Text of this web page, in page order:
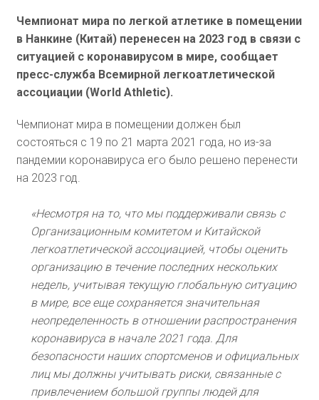
Чемпионат мира по легкой атлетике в помещении
в Нанкине (Китай) перенесен на 2023 год в связи с
ситуацией с коронавирусом в мире, сообщает
пресс-служба Всемирной легкоатлетической
ассоциации (World Athletic).
Чемпионат мира в помещении должен был
состояться с 19 по 21 марта 2021 года, но из-за
пандемии коронавируса его было решено перенести
на 2023 год.
«Несмотря на то, что мы поддерживали связь с
Организационным комитетом и Китайской
легкоатлетической ассоциацией, чтобы оценить
организацию в течение последних нескольких
недель, учитывая текущую глобальную ситуацию
в мире, все еще сохраняется значительная
неопределенность в отношении распространения
коронавируса в начале 2021 года. Для
безопасности наших спортсменов и официальных
лиц мы должны учитывать риски, связанные с
привлечением большой группы людей для